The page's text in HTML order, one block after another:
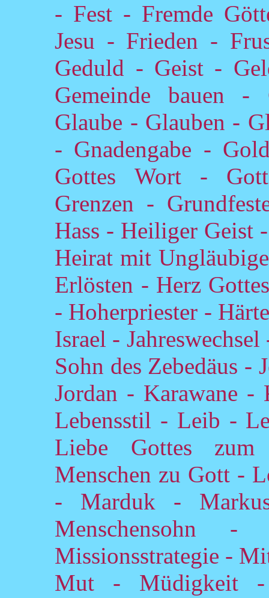
- Fest - Fremde
Jesu - Frieden -
Geduld - Geist -
Gemeinde bauen
Glaube - Glauben -
- Gnadengabe -
Gottes Wort -
Grenzen -
Hass - Heiliger Geist
Heirat mit
Erlösten - Herz
- Hoherpriester -
Israel -
Sohn des Zebedäus -
Jordan - Karawane
Lebensstil - Leib -
Liebe Gottes
Menschen zu Gott -
- Marduk -
Menschensohn
Missionsstrategie -
Mut - Müdigkeit